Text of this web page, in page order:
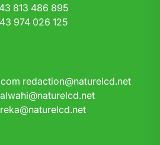
813 486 895
974 026 125
redaction@naturelcd.net